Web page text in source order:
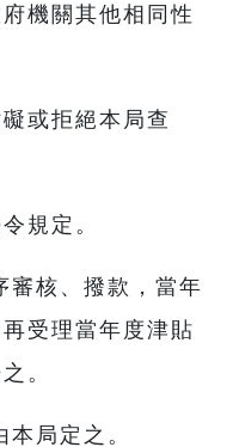
機關其他相同性
或拒絕本局查
規定。
審核、撥款，當年
受理當年度津貼
。
局定之。